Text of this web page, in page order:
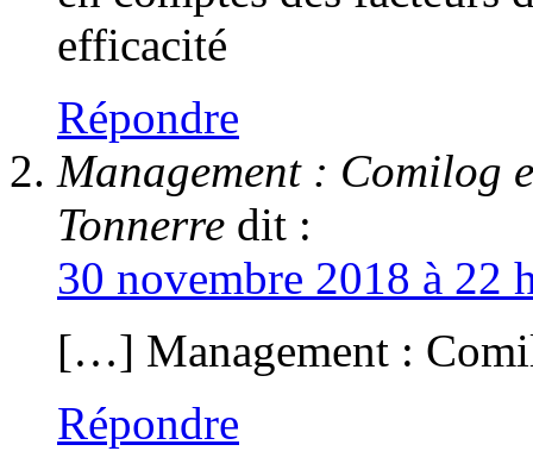
efficacité
Répondre
Management : Comilog
Tonnerre dit :
30 novembre 2018 à 22
[…] Management :
Répondre